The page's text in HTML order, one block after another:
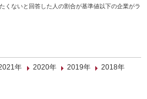
ないと回答した人の割合が基準値以下の企業がラ
年 2020年 2019年
2018年